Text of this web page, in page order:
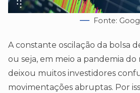
Fonte:
A constante oscilação da bolsa
ou seja, em meio a pandemia
deixou muitos investidores
movimentações abruptas. Por